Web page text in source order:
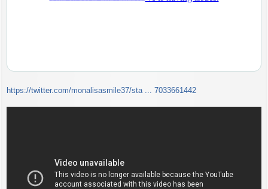
https://twitter.com/monalisasmile37/sta ... 7033661442